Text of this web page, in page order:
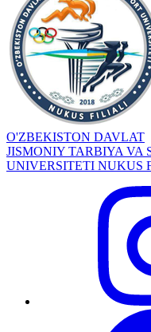
O'ZBEKISTON DAVLAT
JISMONIY TARBIYA VA
UNIVERSITETI NUKUS